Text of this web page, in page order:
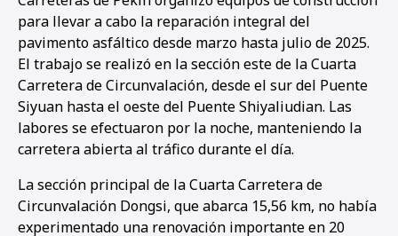
para llevar a cabo la reparación integral del
pavimento asfáltico desde marzo hasta julio de 2025.
El trabajo se realizó en la sección este de la Cuarta
Carretera de Circunvalación, desde el sur del Puente
Siyuan hasta el oeste del Puente Shiyaliudian. Las
labores se efectuaron por la noche, manteniendo la
carretera abierta al tráfico durante el día.
La sección principal de la Cuarta Carretera de
Circunvalación Dongsi, que abarca 15,56 km, no había
experimentado una renovación importante en 20